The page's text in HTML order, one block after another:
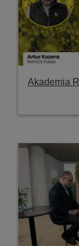
Akademia